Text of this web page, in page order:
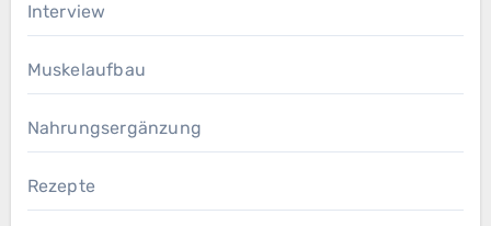
Interview
Muskelaufbau
Nahrungsergänzung
Rezepte